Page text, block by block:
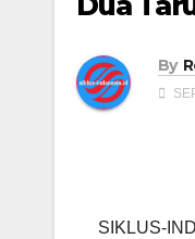
By
SIKLUS-